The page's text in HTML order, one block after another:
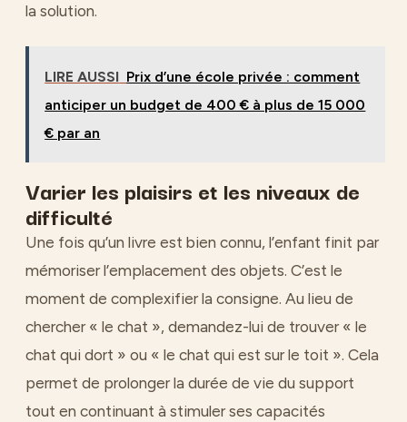
la solution.
LIRE AUSSI Prix d’une école privée : comment
anticiper un budget de 400 € à plus de 15 000
€ par an
Varier les plaisirs et les niveaux de
difficulté
Une fois qu’un livre est bien connu, l’enfant finit par
mémoriser l’emplacement des objets. C’est le
moment de complexifier la consigne. Au lieu de
chercher « le chat », demandez-lui de trouver « le
chat qui dort » ou « le chat qui est sur le toit ». Cela
permet de prolonger la durée de vie du support
tout en continuant à stimuler ses capacités